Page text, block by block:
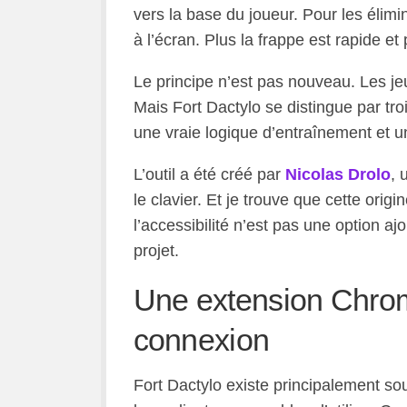
vers la base du joueur. Pour les
à l’écran. Plus la frappe est rapide
Le principe n’est pas nouveau. Les
Mais Fort Dactylo se distingue par
une vraie logique d’entraînement et
L’outil a été créé par Nicolas Drolo,
le clavier. Et je trouve que cette
l’accessibilité n’est pas une option
projet.
Une extension
connexion
Fort Dactylo existe principalement